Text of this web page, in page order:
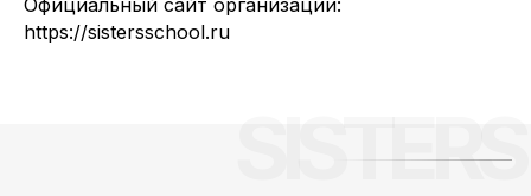
Официальный сайт организации:
https://sistersschool.ru